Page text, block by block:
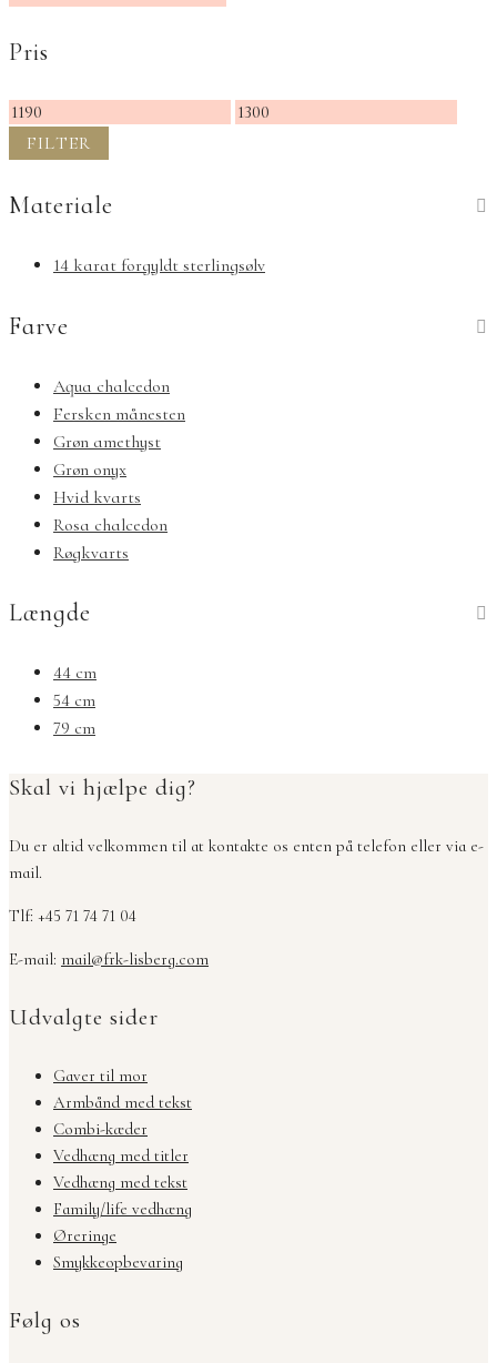
Pris
Mindste
pris
Højeste
FILTER
Materiale
14 karat forgyldt sterlingsølv
Farve
Aqua chalcedon
Fersken månesten
Grøn amethyst
Grøn onyx
Hvid kvarts
Rosa chalcedon
Røgkvarts
Længde
44 cm
54 cm
79 cm
Skal vi hjælpe dig?
Du er altid velkommen til at kontakte os enten på telefon eller via e-
mail.
Tlf: +45 71 74 71 04
E-mail: mail@frk-lisberg.com
Udvalgte sider
Gaver til mor
Armbånd med tekst
Combi-kæder
Vedhæng med titler
Vedhæng med tekst
Family/life vedhæng
Øreringe
Smykkeopbevaring
Følg os